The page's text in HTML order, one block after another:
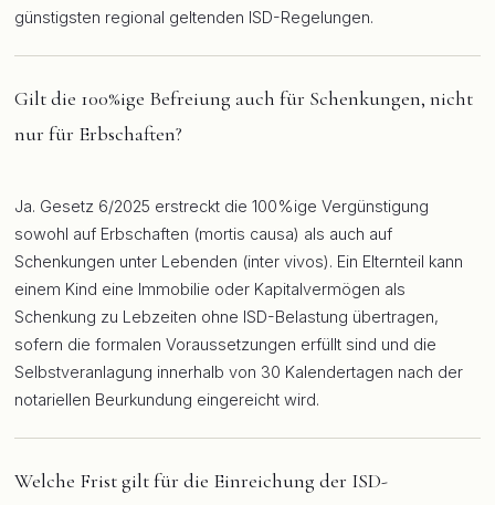
günstigsten regional geltenden ISD-Regelungen.
Gilt die 100%ige Befreiung auch für Schenkungen, nicht
nur für Erbschaften?
Ja. Gesetz 6/2025 erstreckt die 100%ige Vergünstigung
sowohl auf Erbschaften (mortis causa) als auch auf
Schenkungen unter Lebenden (inter vivos). Ein Elternteil kann
einem Kind eine Immobilie oder Kapitalvermögen als
Schenkung zu Lebzeiten ohne ISD-Belastung übertragen,
sofern die formalen Voraussetzungen erfüllt sind und die
Selbstveranlagung innerhalb von 30 Kalendertagen nach der
notariellen Beurkundung eingereicht wird.
Welche Frist gilt für die Einreichung der ISD-